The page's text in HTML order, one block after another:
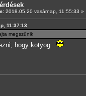
2018.05.20 vasárnap, 11:55:33 »
11:37:13
megszűnik
hogy kotyog